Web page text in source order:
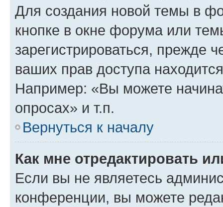
Для создания новой темы в
кнопке в окне форума или
зарегистрироваться, прежде
ваших прав доступа
Например: «Вы можете
опросах» и т.п.
Вернуться к началу
Как мне отредактировать
Если вы не являетесь
конференции, вы можете